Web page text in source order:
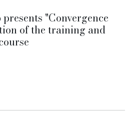
"Convergence
of the training and